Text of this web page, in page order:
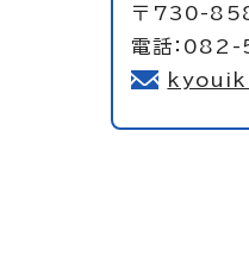
〒730-
電話：